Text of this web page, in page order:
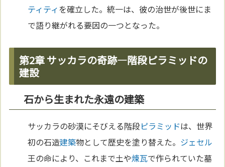
ティティを確立した。統一は、彼の治世が後世にま
で語り継がれる要因の一つとなった。
第2章 サッカラの奇跡—階段ピラミッドの
建設
石から生まれた永遠の建築
サッカラの砂漠にそびえる階段ピラミッドは、世界
初の石造建築物として歴史を塗り替えた。 ジェセル
王の命により、これまで土や煉瓦で作られていた墓